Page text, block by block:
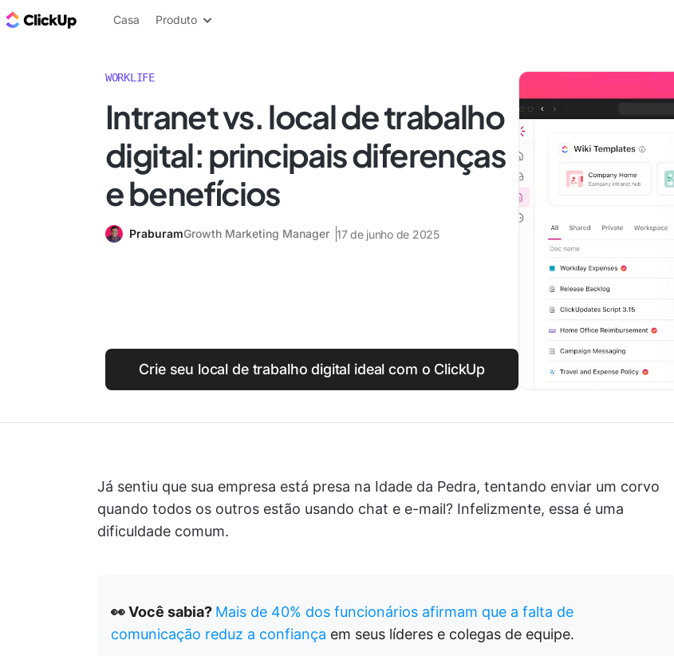
ClickUp Blogue
Casa Produto
WORKLIFE
Intranet vs. local de trabalho
digital: principais diferenças
e benefícios
PraburamGrowth Marketing Manager 17 de junho de 2025
Crie seu local de trabalho digital ideal com o ClickUp
Já sentiu que sua empresa está presa na Idade da Pedra, tentando enviar um corvo
quando todos os outros estão usando chat e e-mail? Infelizmente, essa é uma
dificuldade comum.
👀 Você sabia? Mais de 40% dos funcionários afirmam que a falta de
comunicação reduz a confiança em seus líderes e colegas de equipe.